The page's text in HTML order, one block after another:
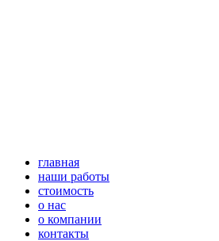
главная
наши работы
стоимость
о нас
о компании
контакты